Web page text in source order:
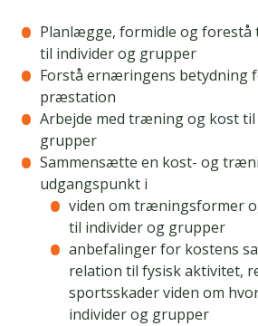
Planlægge, formidle og
til individer og grupper
Forstå ernæringens betydning
præstation
Arbejde med træning og kost
grupper
Sammensætte en kost- og
udgangspunkt i
viden om træningsformer
til individer og grupper
anbefalinger for kostens
relation til fysisk aktivitet,
sportsskader viden om
individer og grupper